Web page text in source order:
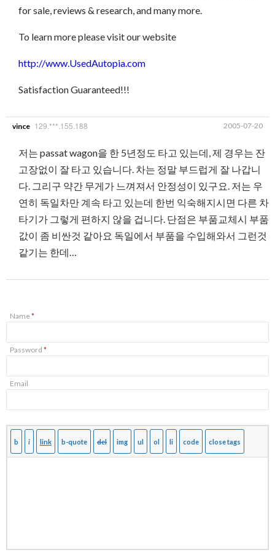
for sale, reviews & research, and many more.
To learn more please visit our website
http://www.UsedAutopia.com
Satisfaction Guaranteed!!!
vince 129.***.155.188 2005-07-20
저는 passat wagon을 한 5년정도 타고 있는데, 제 경우는 잔
고장없이 잘 타고 있습니다. 차는 정말 부드럽게 잘 나갑니
다. 그리구 약간 무게가 느껴져서 안정성이 있구요. 저는 우
연히 독일차만 계속 타고 있는데 한번 익숙해지시면 다른 차
타기가 그렇게 편하지 않을 겁니다. 단점은 부품교체시 부품
값이 좀 비싼것 같아요 독일에서 부품을 수입해와서 그런것
같기는 한데…
Name*
Password *
Email